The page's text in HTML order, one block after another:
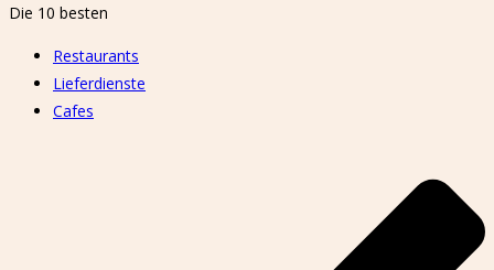
Die 10 besten
Restaurants
Lieferdienste
Cafes